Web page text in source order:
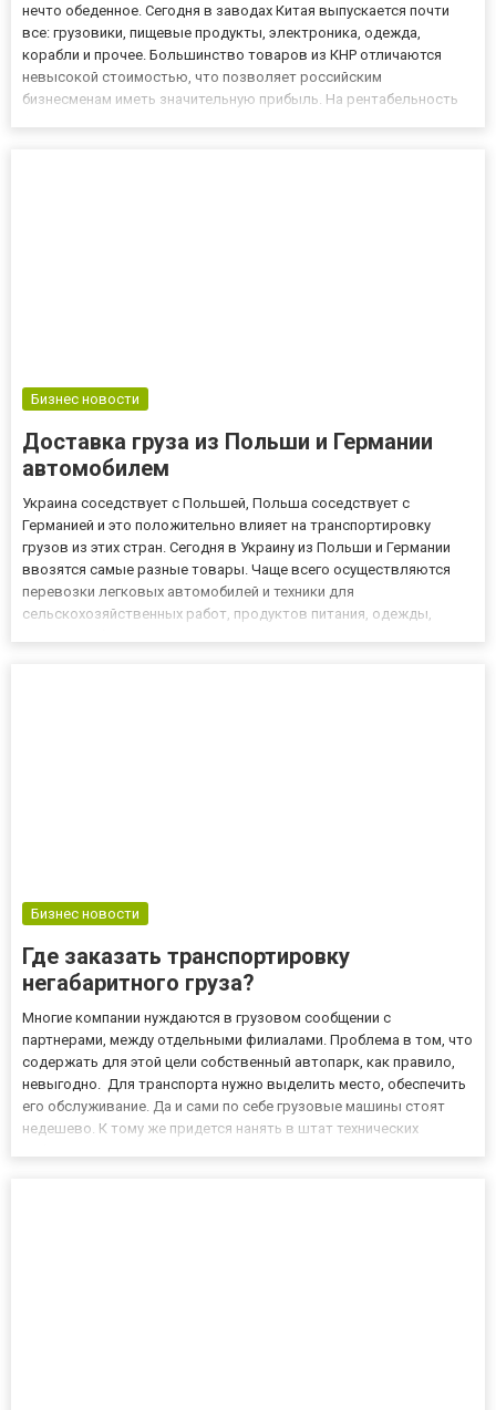
нечто обеденное. Сегодня в заводах Китая выпускается почти
все: грузовики, пищевые продукты, электроника, одежда,
корабли и прочее. Большинство товаров из КНР отличаются
невысокой стоимостью, что позволяет российским
бизнесменам иметь значительную прибыль. На рентабельность
Бизнес новости
Доставка груза из Польши и Германии
автомобилем
Украина соседствует с Польшей, Польша соседствует с
Германией и это положительно влияет на транспортировку
грузов из этих стран. Сегодня в Украину из Польши и Германии
ввозятся самые разные товары. Чаще всего осуществляются
перевозки легковых автомобилей и техники для
сельскохозяйственных работ, продуктов питания, одежды,
Бизнес новости
Где заказать транспортировку
негабаритного груза?
Многие компании нуждаются в грузовом сообщении с
партнерами, между отдельными филиалами. Проблема в том, что
содержать для этой цели собственный автопарк, как правило,
невыгодно. Для транспорта нужно выделить место, обеспечить
его обслуживание. Да и сами по себе грузовые машины стоят
недешево. К тому же придется нанять в штат технических